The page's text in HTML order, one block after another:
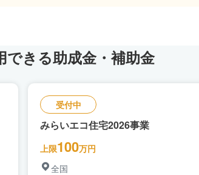
できる助成金・補助金
受付中
みらいエコ住宅2026事業
上限100万円
全国